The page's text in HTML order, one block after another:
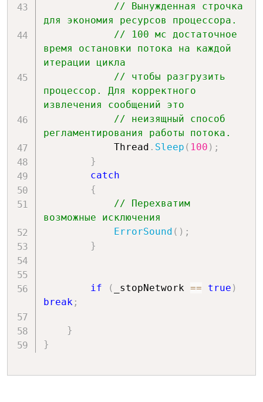
// Вынужденная строчка
для экономия ресурсов процессора.
// 100 мс достаточное
время остановки потока на каждой
итерации цикла
// чтобы разгрузить
процессор. Для корректного
извлечения сообщений это
// неизящный способ
регламентирования работы потока.
            Thread
. Sleep ( 100 ) ;
}
catch
{
// Перехватим
возможные исключения
ErrorSound ( ) ;
}
if ( _stopNetwork == true )
break;
}
}